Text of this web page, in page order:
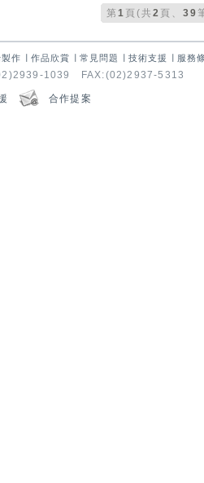
第 1 頁(共2 頁、 39
製作 作品欣賞 常見問題 技術支援 服務
1039 FAX:(02)2937-5313
合作提案